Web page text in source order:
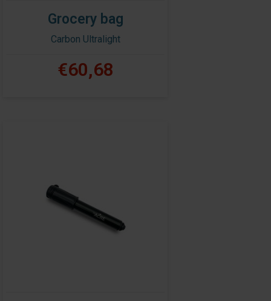
Grocery bag
Carbon Ultralight
€60,68